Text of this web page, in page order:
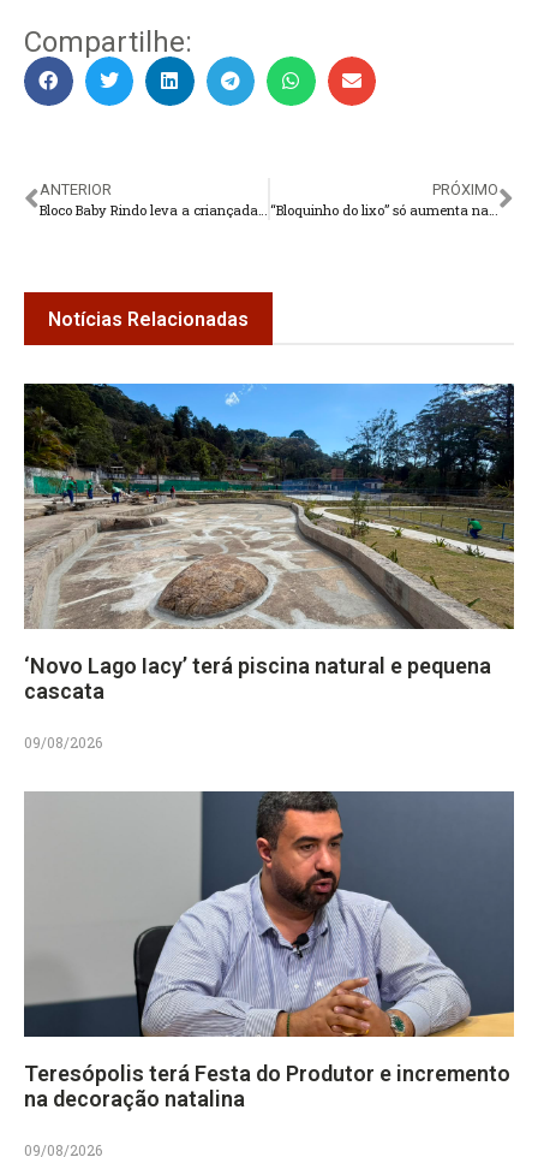
Compartilhe:
ANTERIOR
PRÓXIMO
Notícias Relacionadas
‘Novo Lago Iacy’ terá piscina natural e pequena
cascata
09/08/2026
Teresópolis terá Festa do Produtor e incremento
na decoração natalina
09/08/2026